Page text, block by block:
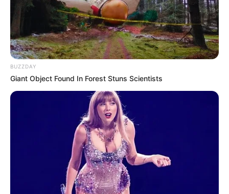
BUZZDAY
Giant Object Found In Forest Stuns Scientists